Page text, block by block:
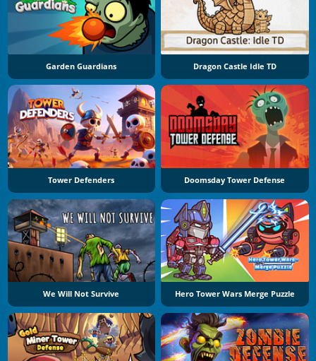
Garden Guardians Dragon Castle Idle TD
Tower Defenders Doomsday Tower Defense
We Will Not Survive Hero Tower Wars Merge Puzzle